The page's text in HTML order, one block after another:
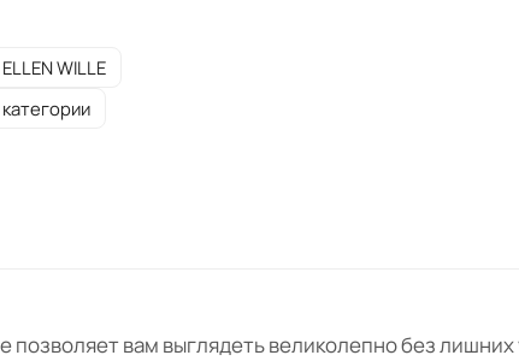
WILLE
позволяет вам выглядеть великолепно без лишних